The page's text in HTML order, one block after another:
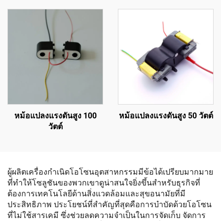
หม้อแปลงแรงดันสูง 100
วัตต์
หม้อแปลงแรงดันสูง 50 วัตต์
ผู้ผลิตเครื่องกำเนิดโอโซนอุตสาหกรรมมีข้อได้เปรียบมากมาย
ที่ทำให้โซลูชันของพวกเขาดูน่าสนใจยิ่งขึ้นสำหรับธุรกิจที่
ต้องการเทคโนโลยีด้านสิ่งแวดล้อมและสุขอนามัยที่มี
ประสิทธิภาพ ประโยชน์ที่สำคัญที่สุดคือการบำบัดด้วยโอโซน
ที่ไม่ใช้สารเคมี ซึ่งช่วยลดความจำเป็นในการจัดเก็บ จัดการ